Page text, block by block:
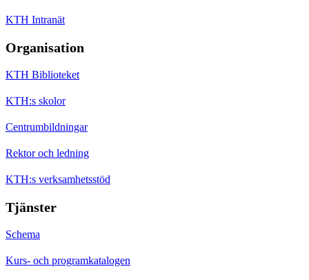
KTH Intranät
Organisation
KTH Biblioteket
KTH:s skolor
Centrumbildningar
Rektor och ledning
KTH:s verksamhetsstöd
Tjänster
Schema
Kurs- och programkatalogen